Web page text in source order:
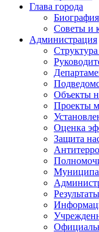
Глава города
Биография
Советы и
Администрация
Объекты
Проекты
Оценка
Защита